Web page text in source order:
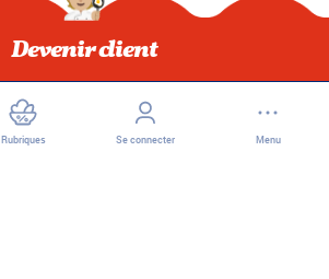
Devenir client
CONFIDENTIALITÉ
POLITIQUE D’UTILISATION
DES COOKIES
Rubriques Se connecter Menu